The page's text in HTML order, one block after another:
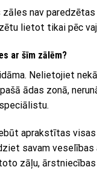
nav paredzētas
lietot tikai pēc
ar šīm zālēm?
Nelietojiet
ādas zonā,
aprakstītas
savam veselības
zāļu, ārstniecības